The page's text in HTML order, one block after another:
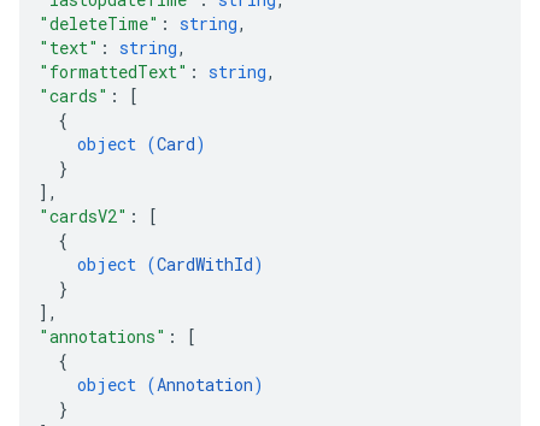
"deleteTime" : string,
"text" : string,
"formattedText" : string,
"cards" :
[
{
object (Card)
}
] ,
"cardsV2" :
[
{
object (CardWithId)
}
] ,
"annotations" :
[
{
object (Annotation)
}